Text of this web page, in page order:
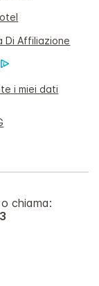
Di Affiliazione
i miei dati
chiama: